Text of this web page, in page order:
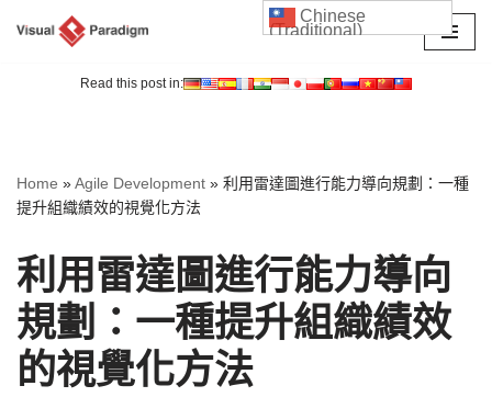
Read this post in:
Home »Agile Development » 利用雷達圖進行能力導向規劃：一種
提升組織績效的視覺化方法
利用雷達圖進行能力導向
規劃：一種提升組織績效
的視覺化方法
Chinese
(Traditional)